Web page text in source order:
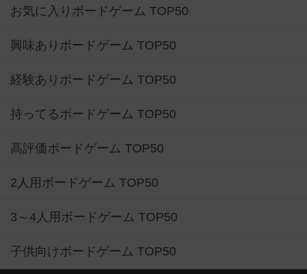
お気に入りボードゲーム TOP50
興味ありボードゲーム TOP50
経験ありボードゲーム TOP50
持ってるボードゲーム TOP50
高評価ボードゲーム TOP50
2人用ボードゲーム TOP50
3～4人用ボードゲーム TOP50
子供向けボードゲーム TOP50